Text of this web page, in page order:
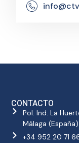
CONTACTO
Pol. Ind. La
Málaga (España)
+34 952 20 71